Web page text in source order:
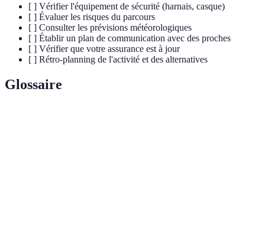
[ ] Vérifier l'équipement de sécurité (harnais, casque)
[ ] Évaluer les risques du parcours
[ ] Consulter les prévisions météorologiques
[ ] Établir un plan de communication avec des proches
[ ] Vérifier que votre assurance est à jour
[ ] Rétro-planning de l'activité et des alternatives
Glossaire